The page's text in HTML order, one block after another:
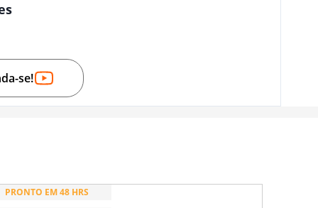
se!
PRONTO EM 48 HRS